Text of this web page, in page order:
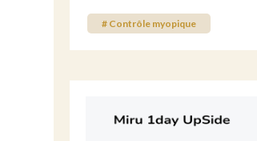
# Contrôle myopique